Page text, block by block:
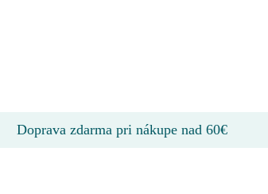
Doprava zdarma pri nákupe nad 60€